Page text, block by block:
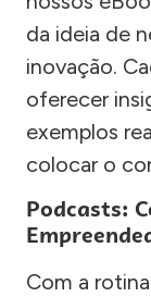
da ideia de
inovação.
oferecer
exemplos
colocar o
Podcasts:
Com a